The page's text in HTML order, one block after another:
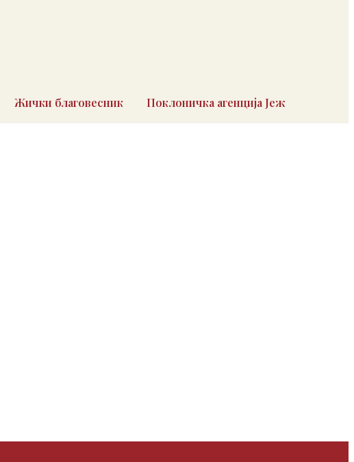
Жички благовесник Поклоничка агенција Јеж